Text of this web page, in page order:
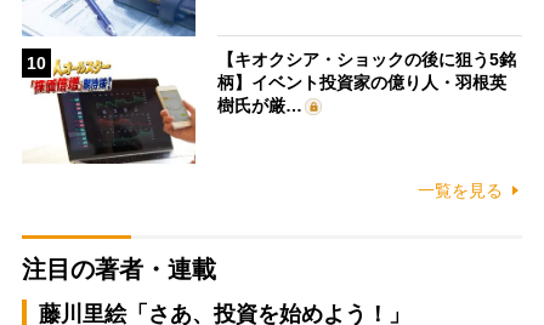
10
【キオクシア・ショックの後に狙う5銘
柄】イベント投資家の億り人・羽根英
樹氏が厳…
一覧を見る
注目の著者・連載
藤川里絵「さあ、投資を始めよう！」